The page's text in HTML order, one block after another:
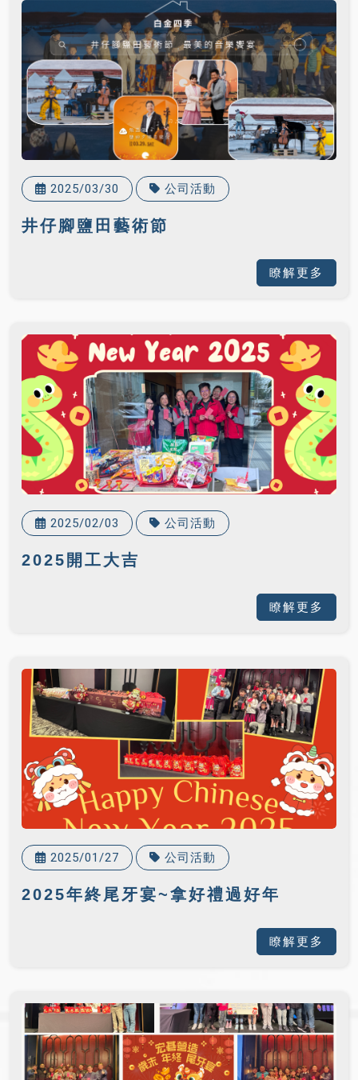
2025/03/30 公司活動
井仔腳鹽田藝術節
瞭解更多
2025/02/03 公司活動
2025開工大吉
瞭解更多
2025/01/27 公司活動
2025年終尾牙宴~拿好禮過好年
瞭解更多